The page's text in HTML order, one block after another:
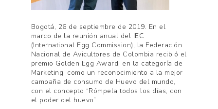
Bogotá, 26 de septiembre de 2019. En el
marco de la reunión anual del IEC
(International Egg Commission), la Federación
Nacional de Avicultores de Colombia recibió el
premio Golden Egg Award, en la categoría de
Marketing, como un reconocimiento a la mejor
campaña de consumo de Huevo del mundo,
con el concepto “Rómpela todos los días, con
el poder del huevo”.